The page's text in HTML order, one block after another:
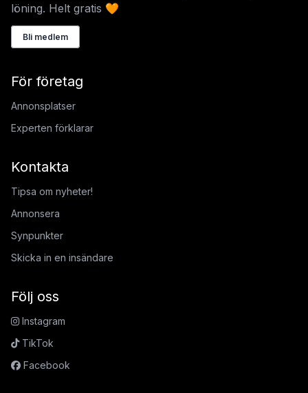
löning. Helt gratis 🧡
Bli medlem
För företag
Annonsplatser
Experten förklarar
Kontakta
Tipsa om nyheter!
Annonsera
Synpunkter
Skicka in en insändare
Följ oss
Instagram
TikTok
Facebook